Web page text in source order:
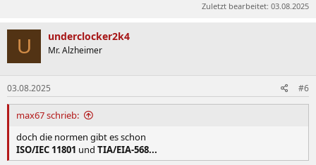
Zuletzt bearbeitet: 03.08.2025
U underclocker2k4
Mr. Alzheimer
03.08.2025 #6
max67 schrieb:
doch die normen gibt es schon
ISO/IEC 11801 und TIA/EIA-568...